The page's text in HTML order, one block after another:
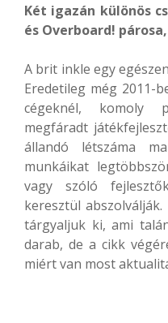
Két igazán különös
és Overboard!
A brit inkle egy
Eredetileg még 2011-
cégeknél, komoly
megfáradt
állandó létszáma
munkáikat
vagy szóló
keresztül
tárgyaljuk ki, ami
darab, de a cikk
miért van most